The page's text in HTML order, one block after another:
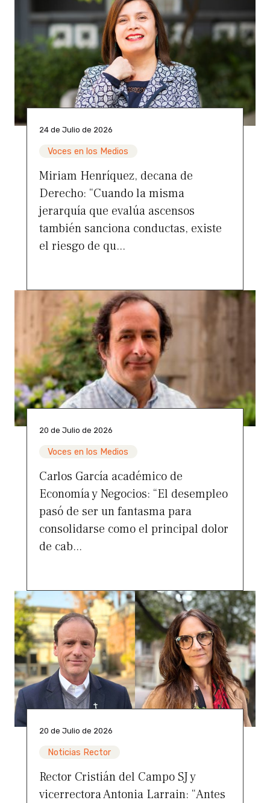
24 de Julio de 2026
Voces en los Medios
Miriam Henríquez, decana de
Derecho: “Cuando la misma
jerarquía que evalúa ascensos
también sanciona conductas, existe
el riesgo de qu...
20 de Julio de 2026
Voces en los Medios
Carlos García académico de
Economía y Negocios: “El desempleo
pasó de ser un fantasma para
consolidarse como el principal dolor
de cab...
20 de Julio de 2026
Noticias Rector
Rector Cristián del Campo SJ y
vicerrectora Antonia Larrain: “Antes